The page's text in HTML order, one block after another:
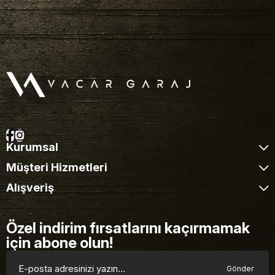
Kurumsal
Müşteri Hizmetleri
Alışveriş
Özel indirim fırsatlarını kaçırmamak
için abone olun!
Gönder